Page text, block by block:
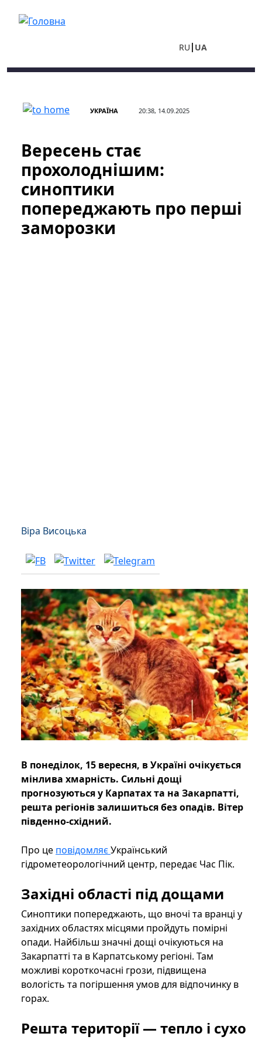
RU UA
УКРАЇНА 20:38, 14.09.2025
Вересень стає
прохолоднішим:
синоптики
попереджають про перші
заморозки
Віра Висоцька
В понеділок, 15 вересня, в Україні очікується
мінлива хмарність. Сильні дощі
прогнозуються у Карпатах та на Закарпатті,
решта регіонів залишиться без опадів. Вітер
південно-східний.
Про це повідомляєУкраїнський
гідрометеорологічний центр, передає Час Пік.
Західні області під дощами
Синоптики попереджають, що вночі та вранці у
західних областях місцями пройдуть помірні
опади. Найбільш значні дощі очікуються на
Закарпатті та в Карпатському регіоні. Там
можливі короткочасні грози, підвищена
вологість та погіршення умов для відпочинку в
горах.
Решта території — тепло і сухо